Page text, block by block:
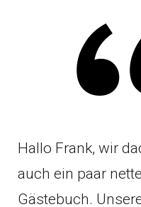
Hallo Frank, wir
auch ein paar
Gästebuch.